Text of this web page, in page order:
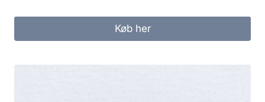
Køb her